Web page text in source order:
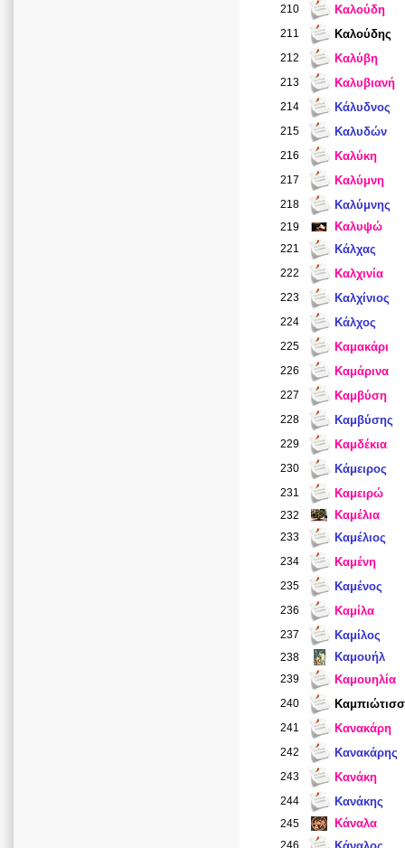
210 Καλούδη
211 Καλούδης
212 Καλύβη
213 Καλυβιανή
214 Κάλυδνος
215 Καλυδών
216 Καλύκη
217 Καλύμνη
218 Καλύμνης
219 Καλυψώ
221 Κάλχας
222 Καλχινία
223 Καλχίνιος
224 Κάλχος
225 Καμακάρι
226 Καμάρινα
227 Καμβύση
228 Καμβύσης
229 Καμδέκια
230 Κάμειρος
231 Καμειρώ
232 Καμέλια
233 Καμέλιος
234 Καμένη
235 Καμένος
236 Καμίλα
237 Καμίλος
238 Καμουήλ
239 Καμουηλία
240
241 Κανακάρη
242 Κανακάρης
243 Κανάκη
244 Κανάκης
245 Κάναλα
246